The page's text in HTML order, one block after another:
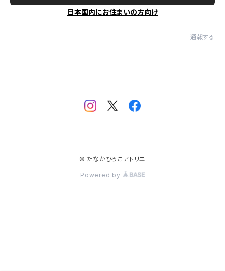
日本国内にお住まいの方向け
通報する
© たなかひろこアトリエ
Powered by